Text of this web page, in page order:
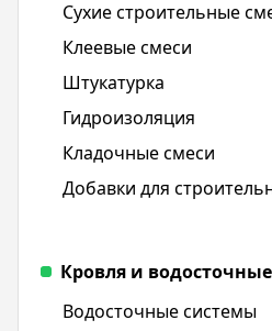
Сухие строительные
Клеевые смеси
Штукатурка
Гидроизоляция
Кладочные смеси
Добавки для
Кровля и
Водосточные системы